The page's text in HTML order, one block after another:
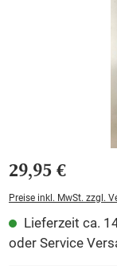
29,95 €
Preise inkl. MwSt. zzgl.
Lieferzeit ca.
oder Service